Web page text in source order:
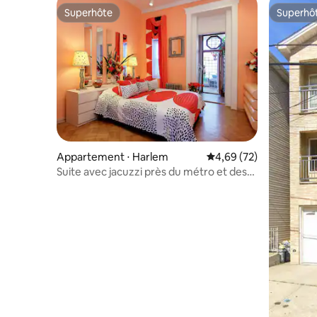
Superhôte
Superhôte
Appartement ⋅ Harlem Évaluation moyenne
4,69 (72)
Suite avec jacuzzi près du métro et des